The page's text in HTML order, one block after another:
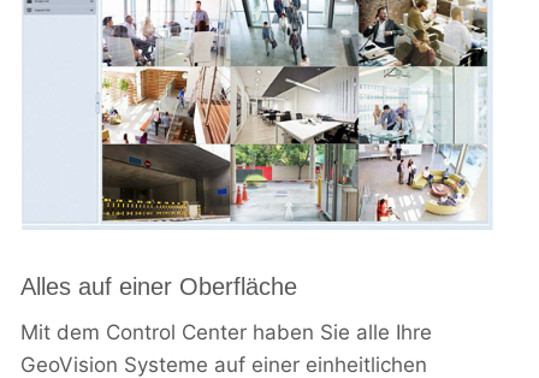
Alles auf einer Oberfläche
Mit dem Control Center haben Sie alle Ihre
GeoVision Systeme auf einer einheitlichen